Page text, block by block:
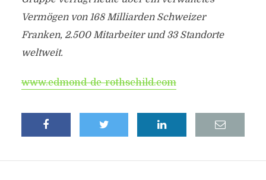
Vermögen von 168 Milliarden Schweizer
Franken, 2.500 Mitarbeiter und 33 Standorte
weltweit.
www.edmond-de-rothschild.com